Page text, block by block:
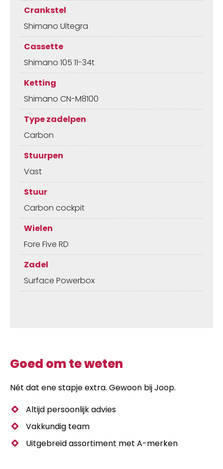
Crankstel
Shimano Ultegra
Cassette
Shimano 105 11-34t
Ketting
Shimano CN-M8100
Type zadelpen
Carbon
Stuurpen
Vast
Stuur
Carbon cockpit
Wielen
Fore Five RD
Zadel
Surface Powerbox
Goed om te weten
Nét dat ene stapje extra. Gewoon bij Joop.
Altijd persoonlijk advies
Vakkundig team
Uitgebreid assortiment met A-merken